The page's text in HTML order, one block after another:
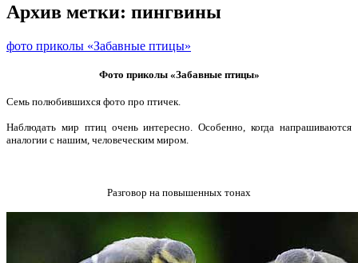
Архив метки: пингвины
фото приколы «Забавные птицы»
Фото приколы «Забавные птицы»
Семь полюбившихся фото про птичек.
Наблюдать мир птиц очень интересно. Особенно, когда напрашиваются
аналогии с нашим, человеческим миром.
Разговор на повышенных тонах